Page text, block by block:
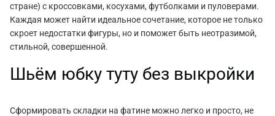
стране) с кроссовками, косухами, футболками и пуловерами.
Каждая может найти идеальное сочетание, которое не только
скроет недостатки фигуры, но и поможет быть неотразимой,
стильной, совершенной.
Шьём юбку туту без выкройки
Сформировать складки на фатине можно легко и просто, не